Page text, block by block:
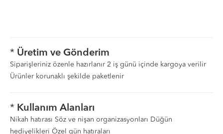
* Üretim ve Gönderim
Siparişleriniz özenle hazırlanır 2 iş günü içinde kargoya verilir
Ürünler korunaklı şekilde paketlenir
* Kullanım Alanları
Nikah hatırası Söz ve nişan organizasyonları Düğün
hediyelikleri Özel gün hatıraları